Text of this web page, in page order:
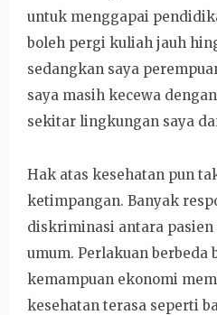
untuk menggapai
boleh pergi kuliah jauh
sedangkan saya
saya masih kecewa
sekitar lingkungan saya
Hak atas kesehatan pun
ketimpangan. Banyak
diskriminasi antara pasien
umum. Perlakuan berbeda
kemampuan ekonomi
kesehatan terasa seperti